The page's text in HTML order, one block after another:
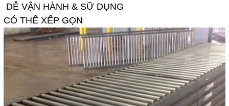
DỄ VẬN HÀNH & SỮ DỤNG
CÓ THỂ XẾP GỌN